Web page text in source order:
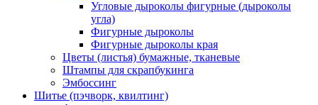
Угловые дыроколы фигурные (дыроколы
угла)
Фигурные дыроколы
Фигурные дыроколы края
Цветы (листья) бумажные, тканевые
Штампы для скрапбукинга
Эмбоссинг
Шитье (пэчворк, квилтинг)